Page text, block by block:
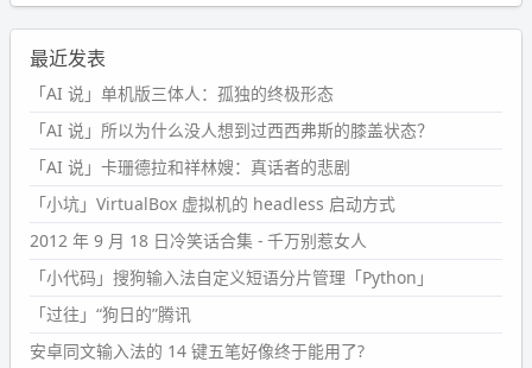
最近发表
「AI 说」单机版三体人：孤独的终极形态
「AI 说」所以为什么没人想到过西西弗斯的膝盖状态？
「AI 说」卡珊德拉和祥林嫂：真话者的悲剧
「小坑」VirtualBox 虚拟机的 headless 启动方式
2012 年 9 月 18 日冷笑话合集 - 千万别惹女人
「小代码」搜狗输入法自定义短语分片管理「Python」
「过往」“狗日的”腾讯
安卓同文输入法的 14 键五笔好像终于能用了?